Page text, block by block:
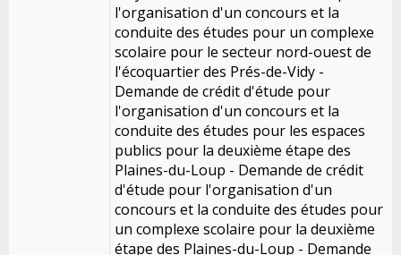
l'organisation d'un concours et la
conduite des études pour un complexe
scolaire pour le secteur nord-ouest de
l'écoquartier des Prés-de-Vidy -
Demande de crédit d'étude pour
l'organisation d'un concours et la
conduite des études pour les espaces
publics pour la deuxième étape des
Plaines-du-Loup - Demande de crédit
d'étude pour l'organisation d'un
concours et la conduite des études pour
un complexe scolaire pour la deuxième
étape des Plaines-du-Loup - Demande